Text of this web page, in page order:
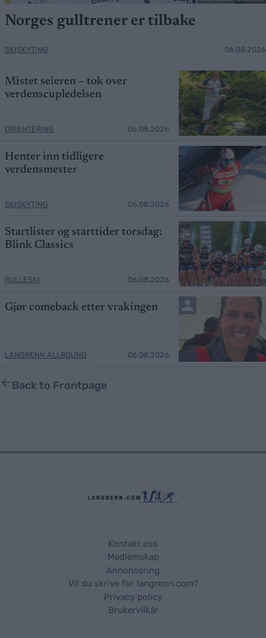
Norges gulltrener er tilbake
SKISKYTING 06.08.2026
Mistet seieren – tok over
verdenscupledelsen
ORIENTERING 06.08.2026
Henter inn tidligere
verdensmester
SKISKYTING 06.08.2026
Startlister og starttider torsdag:
Blink Classics
RULLESKI 06.08.2026
Gjør comeback etter vrakingen
LANGRENN ALLROUND 06.08.2026
Back to Frontpage
Kontakt oss
Medlemskap
Annonsering
Vil du skrive for langrenn.com?
Privacy policy
Brukervilkår